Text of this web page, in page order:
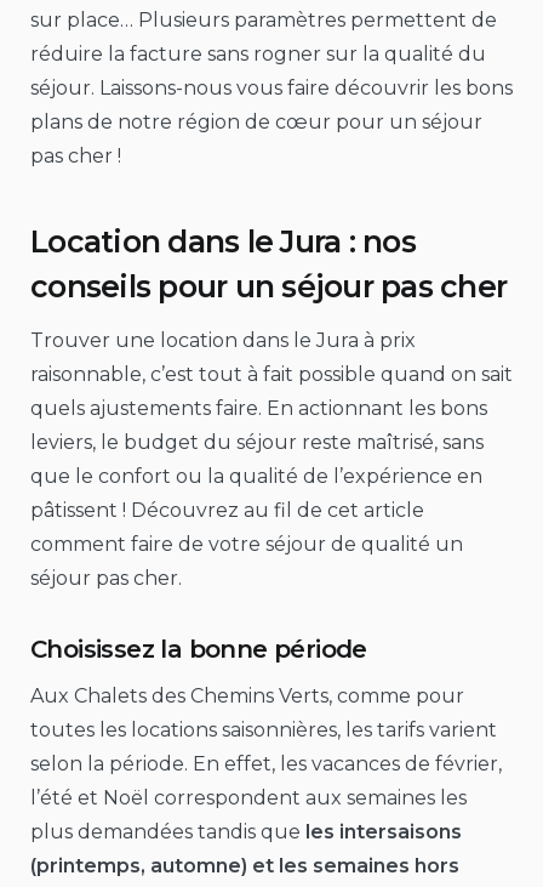
sur place… Plusieurs paramètres permettent de
réduire la facture sans rogner sur la qualité du
séjour. Laissons-nous vous faire découvrir les bons
plans de notre région de cœur pour un séjour
pas cher !
Location dans le Jura : nos
conseils pour un séjour pas cher
Trouver une location dans le Jura à prix
raisonnable, c’est tout à fait possible quand on sait
quels ajustements faire. En actionnant les bons
leviers, le budget du séjour reste maîtrisé, sans
que le confort ou la qualité de l’expérience en
pâtissent ! Découvrez au fil de cet article
comment faire de votre séjour de qualité un
séjour pas cher.
Choisissez la bonne période
Aux Chalets des Chemins Verts, comme pour
toutes les locations saisonnières, les tarifs varient
selon la période. En effet, les vacances de février,
l’été et Noël correspondent aux semaines les
plus demandées tandis que les intersaisons
(printemps, automne) et les semaines hors